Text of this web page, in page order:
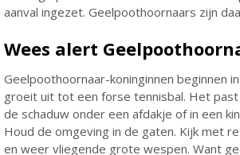
aanval ingezet. Geelpoothoornaars zijn
Wees alert
Geelpoothoornaar-koninginnen beginnen
groeit uit tot een forse tennisbal. Het
de schaduw onder een afdakje of in een
Houd de omgeving in de gaten. Kijk met
en weer vliegende grote wespen. Want